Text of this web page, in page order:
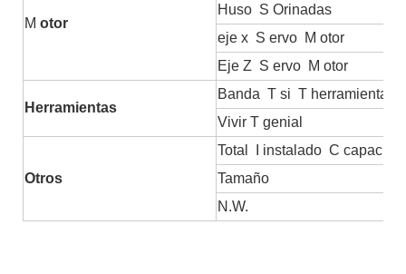
M otor
Huso S Orinadas
eje x S ervo M otor
Eje Z S ervo M otor
Herramientas
Banda T si T herramientas
Vivir T genial
Otros
Total instalado C
Tamaño
N.W.